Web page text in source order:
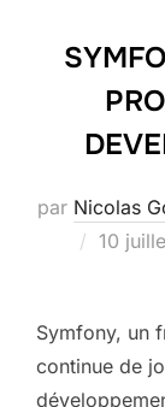
par Nicolas
Publié
10
Symfony, un
continue de